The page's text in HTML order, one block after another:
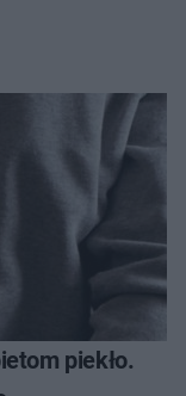
piekło.